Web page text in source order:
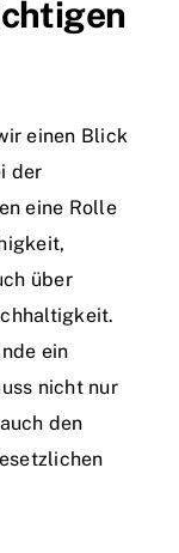
einen Blick
der
eine Rolle
über
ein
nicht nur
den